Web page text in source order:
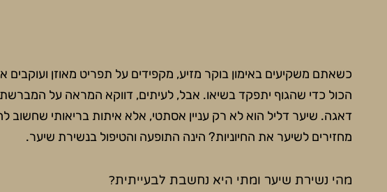
כשאתם משקיעים באימון בוקר מזיע, מקפידים על תפריט מאוזן
הכול כדי שהגוף יתפקד בשיאו. אבל, לעיתים, דווקא המראה על
דאגה. שיער דליל הוא לא רק עניין אסתטי, אלא איתות בריאותי שחשוב
מחזירים לשיער את החיוניות? הינה התופעה והטיפול בנשירת שיער.
מהי נשירת שיער ומתי היא נחשבת לבעייתית?